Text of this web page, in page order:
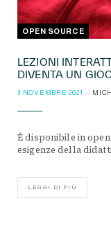
OPEN SOURCE
LEZIONI
DIVENTA UN
3 NOVEMBRE 2021
È disponibile in
esigenze della
LEGGI DI PIÙ